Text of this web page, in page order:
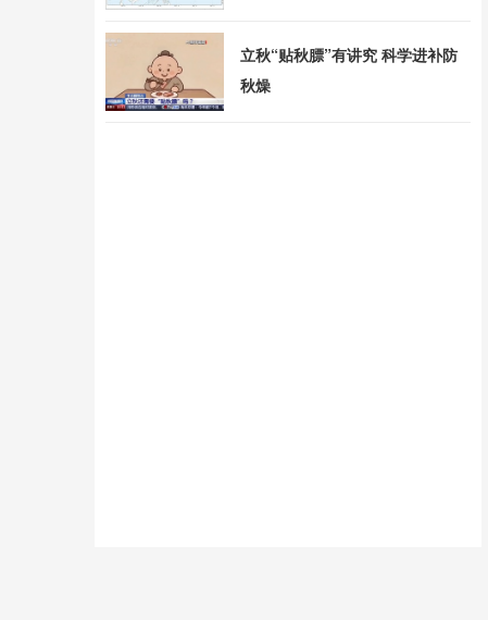
立秋“贴秋膘”有讲究 科学进补防
秋燥